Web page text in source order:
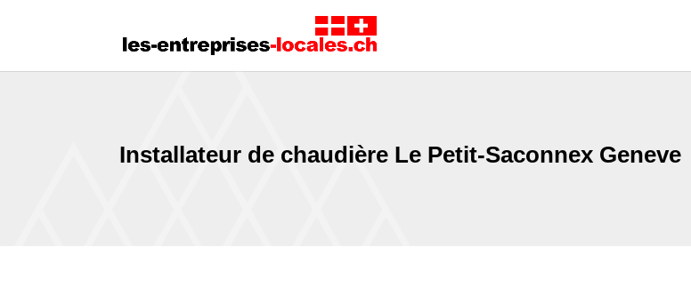
Installateur de chaudière Le Petit-Saconnex Geneve